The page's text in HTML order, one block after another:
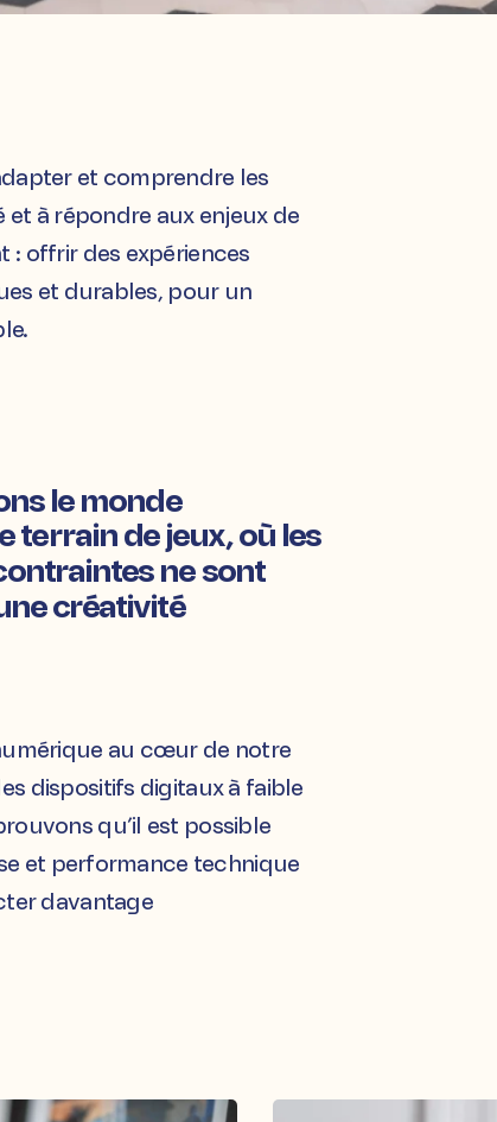
et comprendre les
à répondre aux enjeux de
: offrir des expériences
et durables, pour un
le monde
terrain de jeux, où les
ne sont
créativité
au cœur de notre
dispositifs digitaux à faible
qu’il est possible
et performance technique
davantage